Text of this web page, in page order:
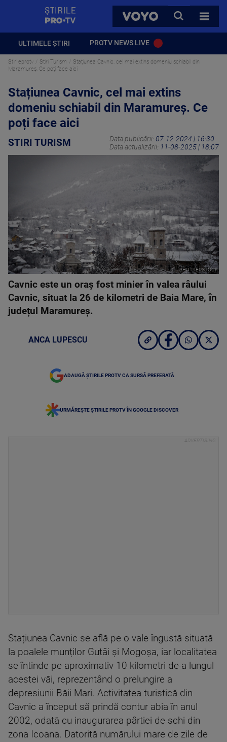
VOYO
CAUTA
TOATE
ULTIMELE ȘTIRI PROTV NEWS LIVE
Stirileprotv Stiri Turism
Stațiunea Cavnic, cel mai extins domeniu schiabil din
Maramureș. Ce poți face aici
Stațiunea Cavnic, cel mai extins
domeniu schiabil din Maramureș. Ce
poți face aici
STIRI TURISM Data publicării: 07-12-2024 | 16:30
Data actualizării: 11-08-2025 | 18:07
SHUTTERSTOCK
Cavnic este un oraș fost minier în valea râului
Cavnic, situat la 26 de kilometri de Baia Mare, în
județul Maramureș.
ANCA LUPESCU
ADAUGĂ ȘTIRILE PROTV CA SURSĂ PREFERATĂ
URMĂREȘTE ȘTIRILE PROTV ÎN GOOGLE DISCOVER
Stațiunea Cavnic se află pe o vale îngustă situată
la poalele munților Gutâi și Mogoșa, iar localitatea
se întinde pe aproximativ 10 kilometri de-a lungul
acestei văi, reprezentând o prelungire a
depresiunii Băii Mari. Activitatea turistică din
Cavnic a început să prindă contur abia în anul
2002, odată cu inaugurarea pârtiei de schi din
zona Icoana. Datorită numărului mare de zile de